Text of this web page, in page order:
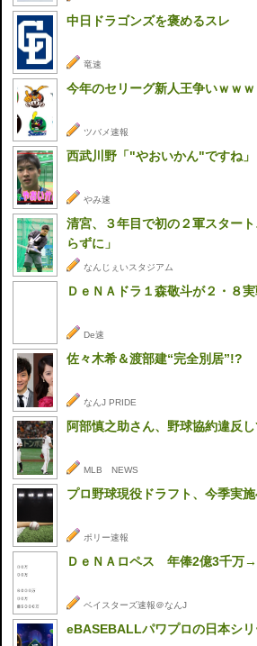
中日ドラゴンズを褒めるスレ
竜速
今年のセリーグ新人王争いｗｗ
ツバメ速報
西武川野「"やおいかん"ですね」
やみ速
清宮、３年目で初の２軍スター
らずに」
なんじぇいスタジアム
ＤｅＮＡドラ１森敬斗が２・８
De速
佐々木希＆渡部建“完全別居”!?
なんJ PRIDE
阿部慎之助さん、野球協約違反し
MLB NEWS
プロ野球現役ドラフト、今季実
ポリー速報
ＤｅＮＡロペス 年俸2億3千万
ベイスターズ速報＠なんJ
eBASEBALLパワプロの日本シ